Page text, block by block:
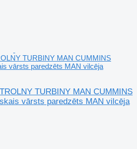
TURBINY MAN CUMMINS
vārsts paredzēts MAN vilcēja
TURBINY MAN CUMMINS
vārsts paredzēts MAN vilcēja